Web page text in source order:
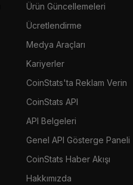
Ürün Güncellemeleri
Ücretlendirme
Medya Araçları
Kariyerler
CoinStats'ta Reklam Verin
CoinStats API
API Belgeleri
Genel API Gösterge Paneli
CoinStats Haber Akışı
Hakkımızda